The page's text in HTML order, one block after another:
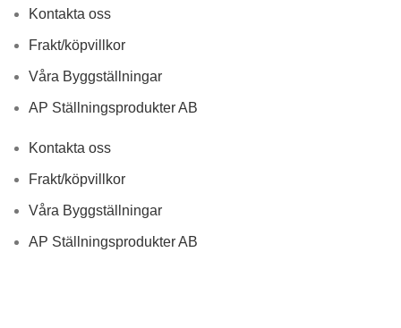
Kontakta oss
Frakt/köpvillkor
Våra Byggställningar
AP Ställningsprodukter AB
Kontakta oss
Frakt/köpvillkor
Våra Byggställningar
AP Ställningsprodukter AB